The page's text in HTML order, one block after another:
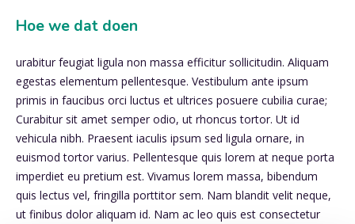
Hoe we dat doen
urabitur feugiat ligula non massa efficitur sollicitudin. Aliquam
egestas elementum pellentesque. Vestibulum ante ipsum
primis in faucibus orci luctus et ultrices posuere cubilia curae;
Curabitur sit amet semper odio, ut rhoncus tortor. Ut id
vehicula nibh. Praesent iaculis ipsum sed ligula ornare, in
euismod tortor varius. Pellentesque quis lorem at neque porta
imperdiet eu pretium est. Vivamus lorem massa, bibendum
quis lectus vel, fringilla porttitor sem. Nam blandit velit neque,
ut finibus dolor aliquam id. Nam ac leo quis est consectetur